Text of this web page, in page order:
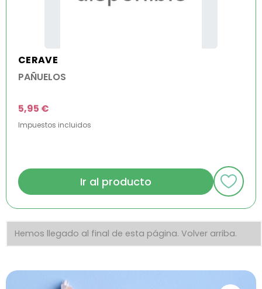
CERAVE
PAÑUELOS
5,95 €
Impuestos incluidos
Ir al producto
Hemos llegado al final de esta página. Volver arriba.